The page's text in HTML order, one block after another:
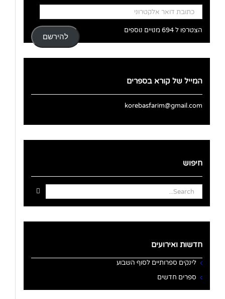
כתובת
דואר
אלקטרוני
להירשם
הצטרפו ל 694 מנויים נוספים
המייל של קורא בספרים
korebasfarim@gmail.com
חיפוש
Search
for:
חדשות ואירועים
לינקים ספרותיים לסוף השבוע
ספרים חדשים